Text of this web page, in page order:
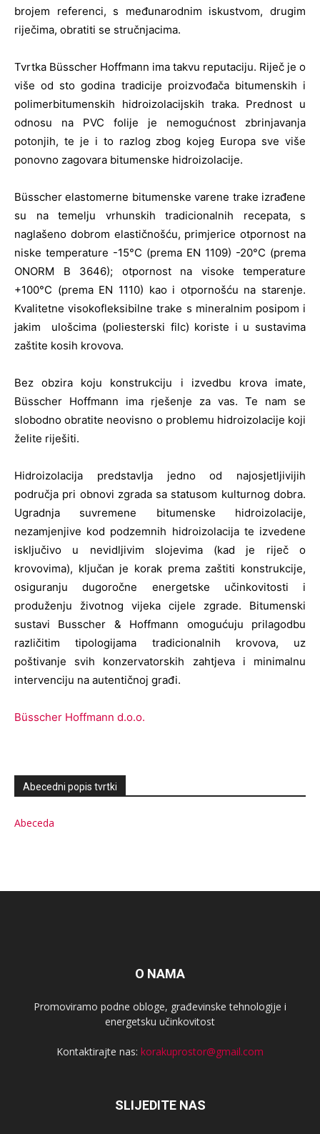
brojem referenci, s međunarodnim iskustvom, drugim
riječima, obratiti se stručnjacima.
Tvrtka Büsscher Hoffmann ima takvu reputaciju. Riječ je o
više od sto godina tradicije proizvođača bitumenskih i
polimerbitumenskih hidroizolacijskih traka. Prednost u
odnosu na PVC folije je nemogućnost zbrinjavanja
potonjih, te je i to razlog zbog kojeg Europa sve više
ponovno zagovara bitumenske hidroizolacije.
Büsscher elastomerne bitumenske varene trake izrađene
su na temelju vrhunskih tradicionalnih recepata, s
naglašeno dobrom elastičnošću, primjerice otpornost na
niske temperature -15°C (prema EN 1109) -20°C (prema
ONORM B 3646); otpornost na visoke temperature
+100°C (prema EN 1110) kao i otpornošću na starenje.
Kvalitetne visokofleksibilne trake s mineralnim posipom i
jakim ulošcima (poliesterski filc) koriste i u sustavima
zaštite kosih krovova.
Bez obzira koju konstrukciju i izvedbu krova imate,
Büsscher Hoffmann ima rješenje za vas. Te nam se
slobodno obratite neovisno o problemu hidroizolacije koji
želite riješiti.
Hidroizolacija predstavlja jedno od najosjetljivijih
područja pri obnovi zgrada sa statusom kulturnog dobra.
Ugradnja suvremene bitumenske hidroizolacije,
nezamjenjive kod podzemnih hidroizolacija te izvedene
isključivo u nevidljivim slojevima (kad je riječ o
krovovima), ključan je korak prema zaštiti konstrukcije,
osiguranju dugoročne energetske učinkovitosti i
produženju životnog vijeka cijele zgrade. Bitumenski
sustavi Busscher & Hoffmann omogućuju prilagodbu
različitim tipologijama tradicionalnih krovova, uz
poštivanje svih konzervatorskih zahtjeva i minimalnu
intervenciju na autentičnoj građi.
Büsscher Hoffmann d.o.o.
Abecedni popis tvrtki
Abeceda
O NAMA
Promoviramo podne obloge, građevinske tehnologije i
energetsku učinkovitost
Kontaktirajte nas: korakuprostor@gmail.com
SLIJEDITE NAS